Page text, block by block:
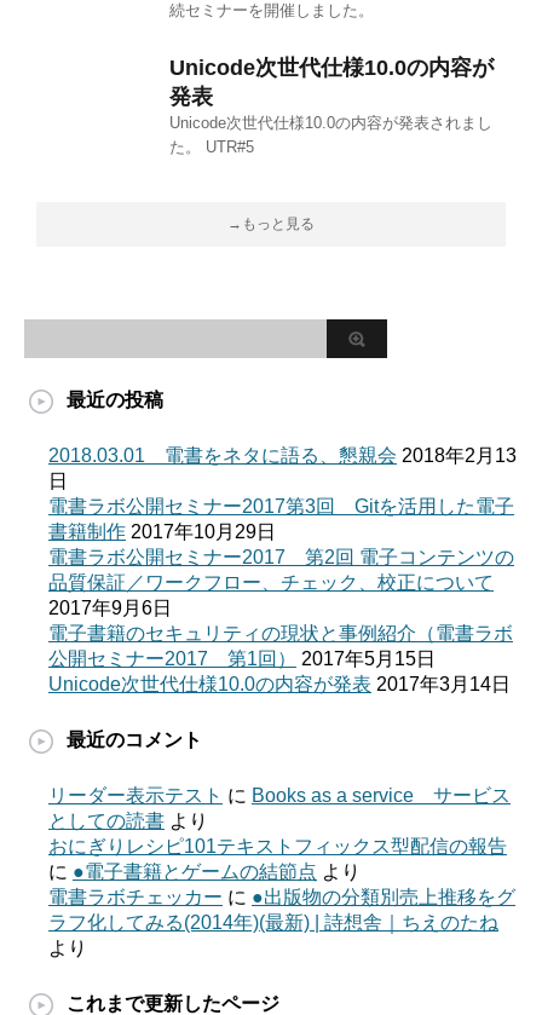
続セミナーを開催しました。
Unicode次世代仕様10.0の内容が
発表
Unicode次世代仕様10.0の内容が発表されまし
た。 UTR#5
→もっと見る
最近の投稿
2018.03.01 電書をネタに語る、懇親会 2018年2月13
日
電書ラボ公開セミナー2017第3回 Gitを活用した電子
書籍制作 2017年10月29日
電書ラボ公開セミナー2017 第2回 電子コンテンツの
品質保証／ワークフロー、チェック、校正について
2017年9月6日
電子書籍のセキュリティの現状と事例紹介（電書ラボ
公開セミナー2017 第1回）
2017年5月15日
Unicode次世代仕様10.0の内容が発表 2017年3月14日
最近のコメント
リーダー表示テスト に Books as a service サービス
としての読書 より
おにぎりレシピ101テキストフィックス型配信の報告
に ●電子書籍とゲームの結節点 より
電書ラボチェッカー に ●出版物の分類別売上推移をグ
ラフ化してみる(2014年)(最新) | 詩想舎｜ちえのたね
より
これまで更新したページ